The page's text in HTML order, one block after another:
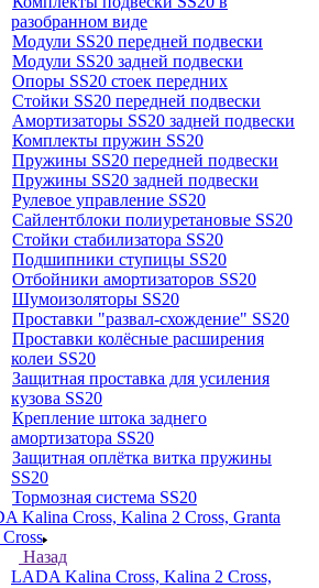
разобранном виде
Модули SS20 передней подвески
Модули SS20 задней подвески
Опоры SS20 стоек передних
Стойки SS20 передней подвески
Амортизаторы SS20 задней подвески
Комплекты пружин SS20
Пружины SS20 передней подвески
Пружины SS20 задней подвески
Рулевое управление SS20
Сайлентблоки полиуретановые SS20
Стойки стабилизатора SS20
Подшипники ступицы SS20
Отбойники амортизаторов SS20
Шумоизоляторы SS20
Проставки "развал-схождение" SS20
Проставки колёсные расширения
колеи SS20
Защитная проставка для усиления
кузова SS20
Крепление штока заднего
амортизатора SS20
Защитная оплётка витка пружины
SS20
Тормозная система SS20
Kalina Cross, Kalina 2 Cross, Granta
Назад
LADA Kalina Cross, Kalina 2 Cross,